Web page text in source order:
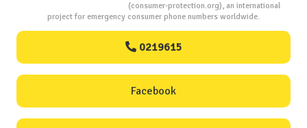
(consumer-protection.org), an international
project for emergency consumer phone numbers worldwide.
0219615
Facebook